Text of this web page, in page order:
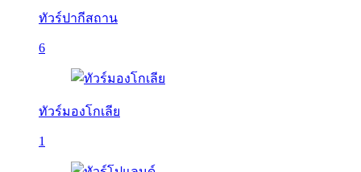
ทัวร์ปากีสถาน
6
ทัวร์มองโกเลีย
1